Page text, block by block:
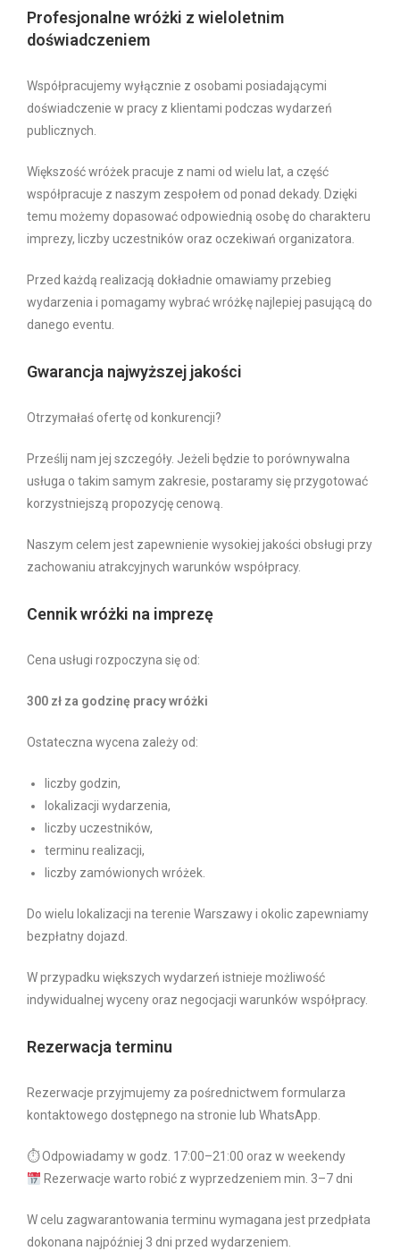
Profesjonalne wróżki z wieloletnim
doświadczeniem
Współpracujemy wyłącznie z osobami posiadającymi
doświadczenie w pracy z klientami podczas wydarzeń
publicznych.
Większość wróżek pracuje z nami od wielu lat, a część
współpracuje z naszym zespołem od ponad dekady. Dzięki
temu możemy dopasować odpowiednią osobę do charakteru
imprezy, liczby uczestników oraz oczekiwań organizatora.
Przed każdą realizacją dokładnie omawiamy przebieg
wydarzenia i pomagamy wybrać wróżkę najlepiej pasującą do
danego eventu.
Gwarancja najwyższej jakości
Otrzymałaś ofertę od konkurencji?
Prześlij nam jej szczegóły. Jeżeli będzie to porównywalna
usługa o takim samym zakresie, postaramy się przygotować
korzystniejszą propozycję cenową.
Naszym celem jest zapewnienie wysokiej jakości obsługi przy
zachowaniu atrakcyjnych warunków współpracy.
Cennik wróżki na imprezę
Cena usługi rozpoczyna się od:
300 zł za godzinę pracy wróżki
Ostateczna wycena zależy od:
liczby godzin,
lokalizacji wydarzenia,
liczby uczestników,
terminu realizacji,
liczby zamówionych wróżek.
Do wielu lokalizacji na terenie Warszawy i okolic zapewniamy
bezpłatny dojazd.
W przypadku większych wydarzeń istnieje możliwość
indywidualnej wyceny oraz negocjacji warunków współpracy.
Rezerwacja terminu
Rezerwacje przyjmujemy za pośrednictwem formularza
kontaktowego dostępnego na stronie lub WhatsApp.
⏱ Odpowiadamy w godz. 17:00–21:00 oraz w weekendy
Rezerwacje warto robić z wyprzedzeniem min. 3–7 dni
W celu zagwarantowania terminu wymagana jest przedpłata
dokonana najpóźniej 3 dni przed wydarzeniem.